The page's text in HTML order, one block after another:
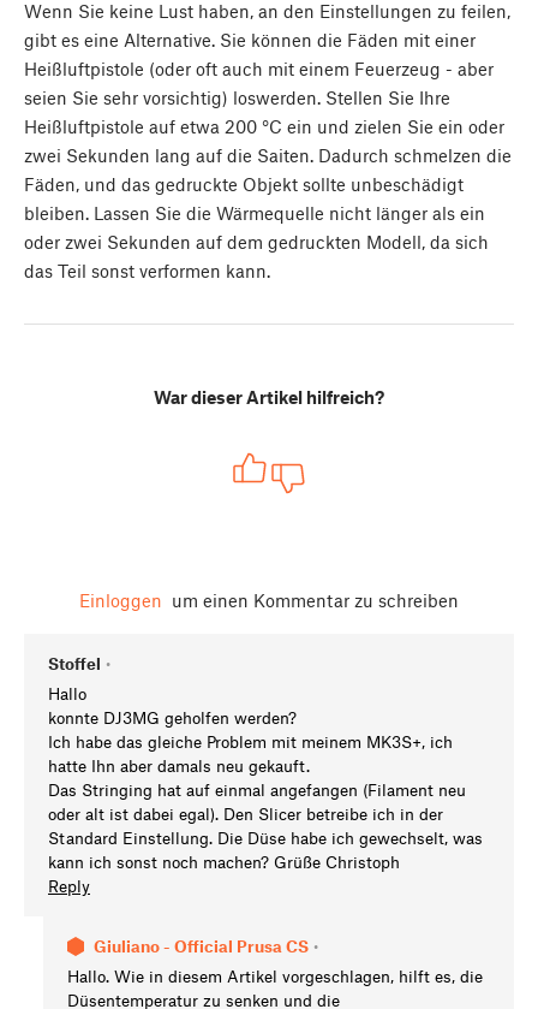
Wenn Sie keine Lust haben, an den Einstellungen zu feilen,
gibt es eine Alternative. Sie können die Fäden mit einer
Heißluftpistole (oder oft auch mit einem Feuerzeug - aber
seien Sie sehr vorsichtig) loswerden. Stellen Sie Ihre
Heißluftpistole auf etwa 200 °C ein und zielen Sie ein oder
zwei Sekunden lang auf die Saiten. Dadurch schmelzen die
Fäden, und das gedruckte Objekt sollte unbeschädigt
bleiben. Lassen Sie die Wärmequelle nicht länger als ein
oder zwei Sekunden auf dem gedruckten Modell, da sich
das Teil sonst verformen kann.
War dieser Artikel hilfreich?
Einloggen um einen Kommentar zu schreiben
Stoffel •
Hallo
konnte DJ3MG geholfen werden?
Ich habe das gleiche Problem mit meinem MK3S+, ich
hatte Ihn aber damals neu gekauft.
Das Stringing hat auf einmal angefangen (Filament neu
oder alt ist dabei egal). Den Slicer betreibe ich in der
Standard Einstellung. Die Düse habe ich gewechselt, was
kann ich sonst noch machen? Grüße Christoph
Reply
Giuliano - Official Prusa CS •
Hallo. Wie in diesem Artikel vorgeschlagen, hilft es, die
Düsentemperatur zu senken und die